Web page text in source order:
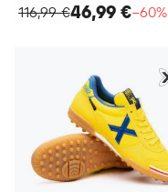
116,99 €46,99 €−60%